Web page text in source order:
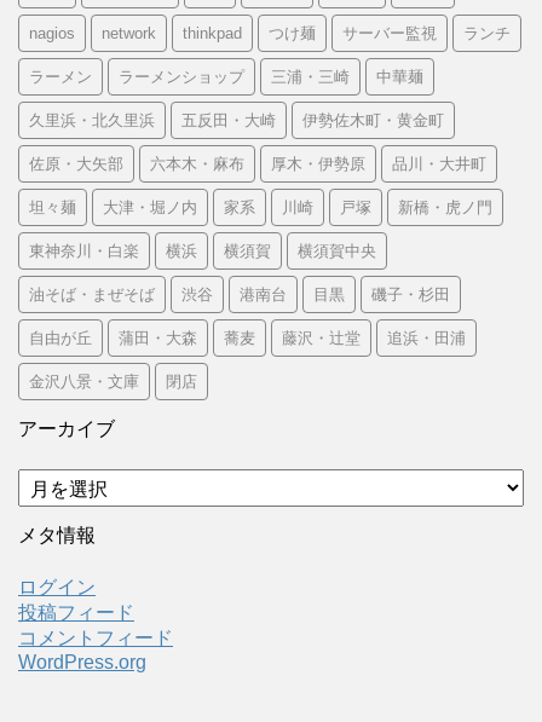
nagios network thinkpad つけ麺 サーバー監視 ランチ
ラーメン ラーメンショップ 三浦・三崎 中華麺
久里浜・北久里浜 五反田・大崎 伊勢佐木町・黄金町
佐原・大矢部 六本木・麻布 厚木・伊勢原 品川・大井町
坦々麺 大津・堀ノ内 家系 川崎 戸塚 新橋・虎ノ門
東神奈川・白楽 横浜 横須賀 横須賀中央
油そば・まぜそば 渋谷 港南台 目黒 磯子・杉田
自由が丘 蒲田・大森 蕎麦 藤沢・辻堂 追浜・田浦
金沢八景・文庫 閉店
アーカイブ
ア
ー
カ
ブ
メタ情報
ログイン
投稿フィード
コメントフィード
WordPress.org